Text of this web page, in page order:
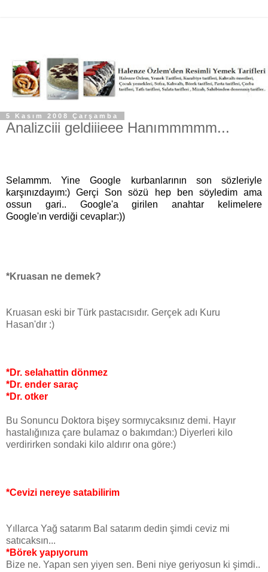
5 Kasım 2008 Çarşamba
Analizciii geldiiieee Hanımmmmm...
Selammm. Yine Google kurbanlarının son sözleriyle
karşınızdayım:) Gerçi Son sözü hep ben söyledim ama
ossun gari.. Google'a girilen anahtar kelimelere
Google'ın verdiği cevaplar:))
*Kruasan ne demek?
Kruasan eski bir Türk pastacısıdır. Gerçek adı Kuru
Hasan'dır :)
*Dr. selahattin dönmez
*Dr. ender saraç
*Dr. otker
Bu Sonuncu Doktora bişey sormıycaksınız demi. Hayır
hastalığınıza çare bulamaz o bakımdan:) Diyerleri kilo
verdirirken sondaki kilo aldırır ona göre:)
*Cevizi nereye satabilirim
Yıllarca Yağ satarım Bal satarım dedin şimdi ceviz mi
satıcaksın...
*Börek yapıyorum
Bize ne. Yapan sen yiyen sen. Beni niye geriyosun ki şimdi..